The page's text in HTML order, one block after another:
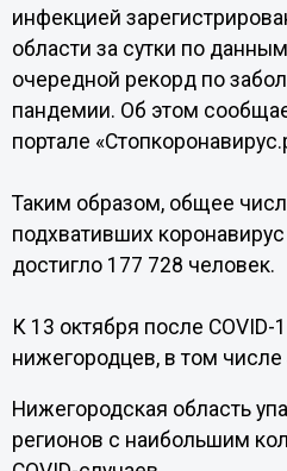
инфекцией
области за сутки по
очередной рекорд по
пандемии. Об этом
портале
Таким образом, общее
подхвативших
достигло 177 728 человек.
К 13 октября после
нижегородцев, в том числе
Нижегородская область
регионов с наибольшим